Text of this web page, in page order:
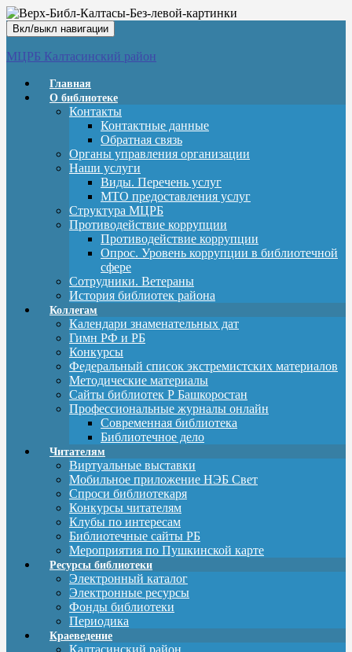
Вкл/выкл навигации
МЦРБ Калтасинский район
Главная
О библиотеке
Контакты
Контактные данные
Обратная связь
Органы управления организации
Наши услуги
Виды. Перечень услуг
МТО предоставления услуг
Структура МЦРБ
Противодействие коррупции
Противодействие коррупции
Опрос. Уровень коррупции в библиотечной
сфере
Сотрудники. Ветераны
История библиотек района
Коллегам
Календари знаменательных дат
Гимн РФ и РБ
Конкурсы
Федеральный список экстремистских материалов
Методические материалы
Сайты библиотек Р Башкоростан
Профессиональные журналы онлайн
Современная библиотека
Библиотечное дело
Читателям
Виртуальные выставки
Мобильное приложение НЭБ Свет
Спроси библиотекаря
Конкурсы читателям
Клубы по интересам
Библиотечные сайты РБ
Мероприятия по Пушкинской карте
Ресурсы библиотеки
Электронный каталог
Электронные ресурсы
Фонды библиотеки
Периодика
Краеведение
Калтасинский район